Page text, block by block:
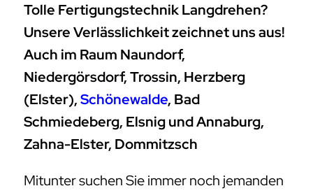
Tolle Fertigungstechnik Langdrehen?
Unsere Verlässlichkeit zeichnet uns aus!
Auch im Raum Naundorf,
Niedergörsdorf, Trossin, Herzberg
(Elster),Schönewalde, Bad
Schmiedeberg, Elsnig und Annaburg,
Zahna-Elster, Dommitzsch
Mitunter suchen Sie immer noch jemanden